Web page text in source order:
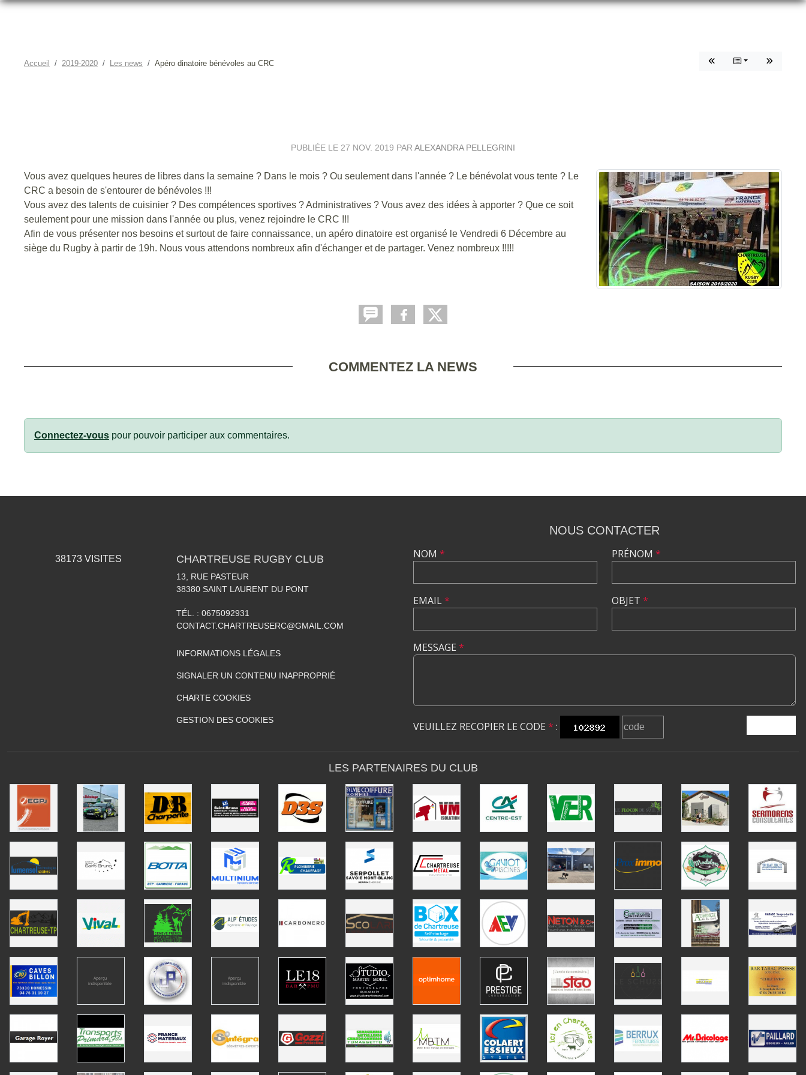
Accueil 2019-2020 Les news Apéro dinatoire bénévoles au CRC
PUBLIÉE LE 27 NOV. 2019 PAR ALEXANDRA PELLEGRINI
Vous avez quelques heures de libres dans la semaine ? Dans le mois ? Ou seulement dans l'année ? Le bénévolat vous tente ? Le
CRC a besoin de s'entourer de bénévoles !!!
Vous avez des talents de cuisinier ? Des compétences sportives ? Administratives ? Vous avez des idées à apporter ? Que ce soit
seulement pour une mission dans l'année ou plus, venez rejoindre le CRC !!!
Afin de vous présenter nos besoins et surtout de faire connaissance, un apéro dinatoire est organisé le Vendredi 6 Décembre au
siège du Rugby à partir de 19h. Nous vous attendons nombreux afin d'échanger et de partager. Venez nombreux !!!!!
COMMENTEZ LA NEWS
Connectez-vous pour pouvoir participer aux commentaires.
38173VISITES CHARTREUSE RUGBY CLUB
13, RUE PASTEUR
38380 SAINT LAURENT DU PONT
TÉL. : 0675092931
CONTACT.CHARTREUSERC@GMAIL.COM
INFORMATIONS LÉGALES
SIGNALER UN CONTENU INAPPROPRIÉ
CHARTE COOKIES
GESTION DES COOKIES
NOUS CONTACTER
NOM *
EMAIL*
PRÉNOM *
OBJET *
MESSAGE *
VEUILLEZ RECOPIER LE CODE * :
LES PARTENAIRES DU CLUB